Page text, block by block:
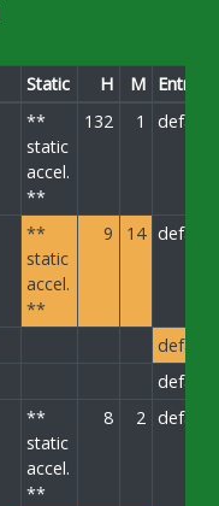
Static H M
**
static
accel.
**
132 1
**
static
accel.
**
9 14
**
static
accel.
**
8 2